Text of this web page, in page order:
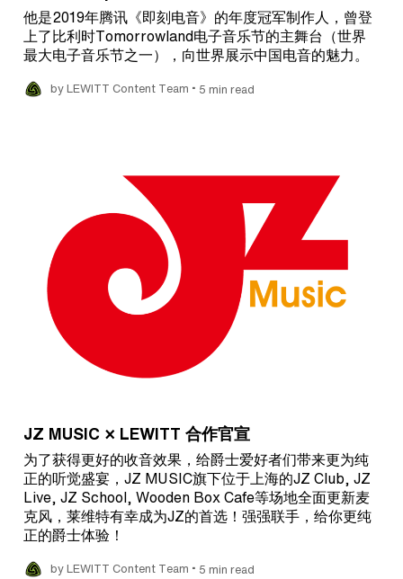
他是2019年腾讯《即刻电音》的年度冠军制作人，曾登
上了比利时Tomorrowland电子音乐节的主舞台（世界
最大电子音乐节之一），向世界展示中国电音的魅力。
by LEWITT Content Team • 5 min read
JZ MUSIC × LEWITT 合作官宣
为了获得更好的收音效果，给爵士爱好者们带来更为纯
正的听觉盛宴，JZ MUSIC旗下位于上海的JZ Club, JZ
Live, JZ School, Wooden Box Cafe等场地全面更新麦
克风，莱维特有幸成为JZ的首选！强强联手，给你更纯
正的爵士体验！
by LEWITT Content Team • 5 min read